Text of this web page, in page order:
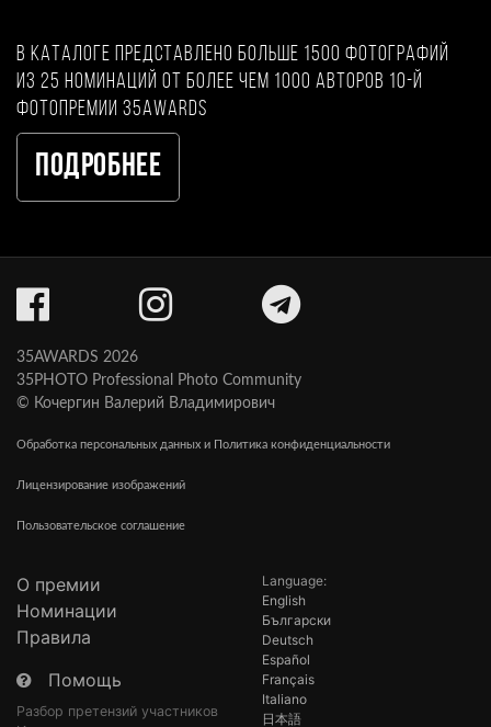
В каталоге представлено больше 1500 фотографий
из 25 номинаций от более чем 1000 авторов 10-й
фотопремии 35AWARDS
Подробнее
35AWARDS 2026
35PHOTO Professional Photo Community
© Кочергин Валерий Владимирович
Обработка персональных данных и Политика конфиденциальности
Лицензирование изображений
Пользовательское соглашение
О премии
Номинации
Правила
Помощь
Разбор претензий участников
Language:
English
Български
Deutsch
Español
Français
Italiano
日本語